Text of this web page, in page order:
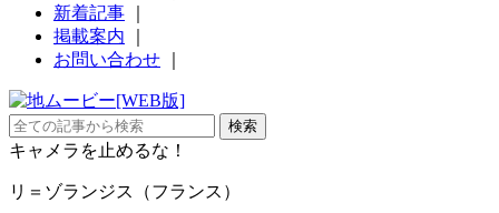
新着記事
掲載案内
お問い合わせ
キャメラを止めるな！
リ＝ゾランジス（フランス）